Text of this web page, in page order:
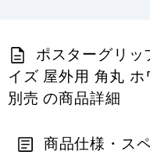
ポスターグリ
イズ 屋外用 角丸
別売 の商品詳細
商品仕様・ス